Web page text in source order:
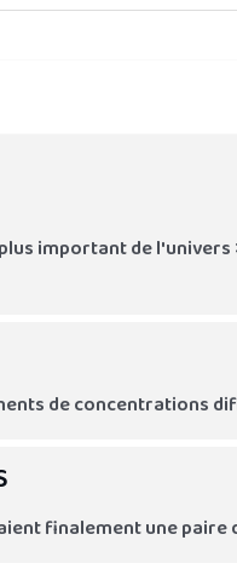
important de l'univers
de concentrations
finalement une paire